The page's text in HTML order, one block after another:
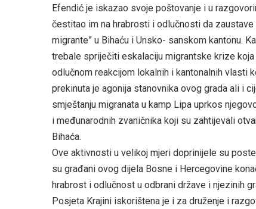
Efendić je iskazao svoje poštovanje i u
čestitao im na hrabrosti i odlučnosti da
migrante” u Bihaću i Unsko- sanskom kantonu.
trebale spriječiti eskalaciju migrantske krize
odlučnom reakcijom lokalnih i kantonalnih vlasti
prekinuta je agonija stanovnika ovog grada ali i
smještanju migranata u kamp Lipa uprkos
i međunarodnih zvaničnika koji su zahtijevali
Bihaća.
Ove aktivnosti u velikoj mjeri doprinijele su
su građani ovog dijela Bosne i Hercegovine
hrabrost i odlučnost u odbrani države i njezinih
Posjeta Krajini iskorištena je i za druženje i